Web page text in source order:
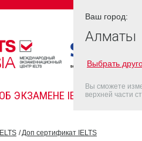
ОБ ЭКЗАМЕНЕ IELTS FAQ
Доп сертификат IELTS
Ваш город:
Алматы
Выбрать
Вы сможете
верхней части